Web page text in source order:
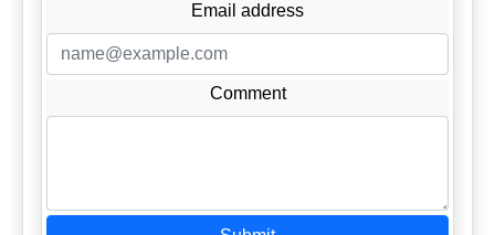
Email address
Comment